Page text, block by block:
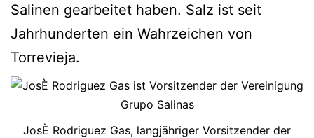
Salinen gearbeitet haben. Salz ist seit
Jahrhunderten ein Wahrzeichen von
Torrevieja.
JosÈ Rodriguez Gas, langjähriger Vorsitzender der